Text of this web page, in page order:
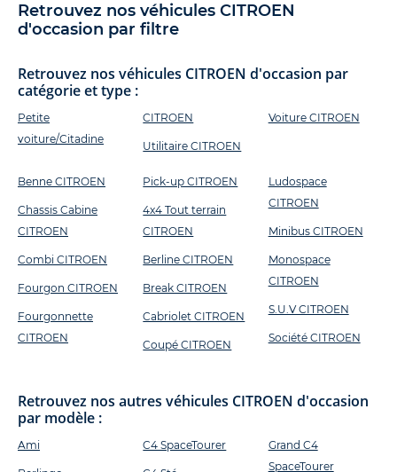
Retrouvez nos véhicules CITROEN
d'occasion par filtre
Retrouvez nos véhicules CITROEN d'occasion par
catégorie et type :
Petite
voiture/Citadine
CITROEN
Utilitaire CITROEN
Voiture CITROEN
Benne CITROEN
Chassis Cabine
CITROEN
Combi CITROEN
Fourgon CITROEN
Fourgonnette
CITROEN
Pick-up CITROEN
4x4 Tout terrain
CITROEN
Berline CITROEN
Break CITROEN
Cabriolet CITROEN
Coupé CITROEN
Ludospace
CITROEN
Minibus CITROEN
Monospace
CITROEN
S.U.V CITROEN
Société CITROEN
Retrouvez nos autres véhicules CITROEN d'occasion
par modèle :
Ami C4 SpaceTourer
Grand C4
SpaceTourer